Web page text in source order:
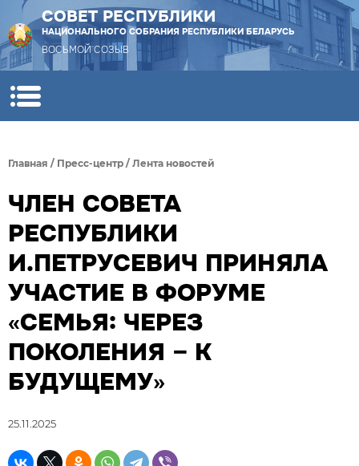
СОВЕТ РЕСПУБЛИКИ
НАЦИОНАЛЬНОГО СОБРАНИЯ РЕСПУБЛИКИ БЕЛАРУСЬ
ВОСЬМОЙ СОЗЫВ
Главная / Пресс-центр / Лента новостей
ЧЛЕН СОВЕТА
РЕСПУБЛИКИ
И.ПЕТРУСЕВИЧ ПРИНЯЛА
УЧАСТИЕ В ФОРУМЕ
«СЕМЬЯ: ЧЕРЕЗ
ПОКОЛЕНИЯ – К
БУДУЩЕМУ»
25.11.2025